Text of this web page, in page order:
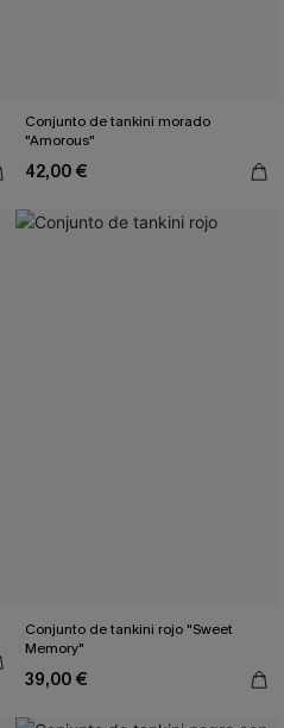
Conjunto de tankini morado
"Amorous"
42,00 €
Conjunto de tankini rojo "Sweet
Memory"
39,00 €